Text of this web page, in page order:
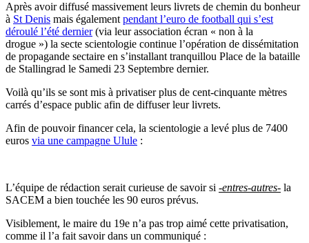
Après avoir diffusé massivement leurs livrets de chemin du bonheur
à St Denis mais également pendant l’euro de football qui s’est
déroulé l’été dernier(via leur association écran « non à la
drogue ») la secte scientologie continue l’opération de dissémitation
de propagande sectaire en s’installant tranquillou Place de la bataille
de Stallingrad le Samedi 23 Septembre dernier.
Voilà qu’ils se sont mis à privatiser plus de cent-cinquante mètres
carrés d’espace public afin de diffuser leur livrets.
Afin de pouvoir financer cela, la scientologie a levé plus de 7400
euros via une campagne Ulule :
L’équipe de rédaction serait curieuse de savoir si -entres-autres- la
SACEM a bien touchée les 90 euros prévus.
Visiblement, le maire du 19e n’a pas trop aimé cette privatisation,
comme il l’a fait savoir dans un communiqué :